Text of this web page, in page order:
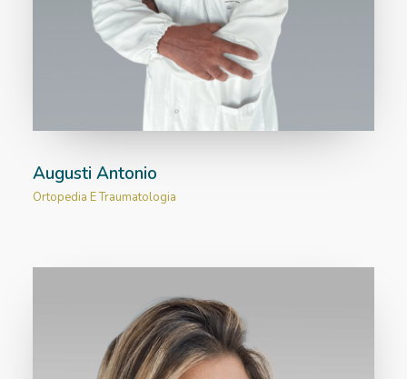
Augusti Antonio
Ortopedia E Traumatologia